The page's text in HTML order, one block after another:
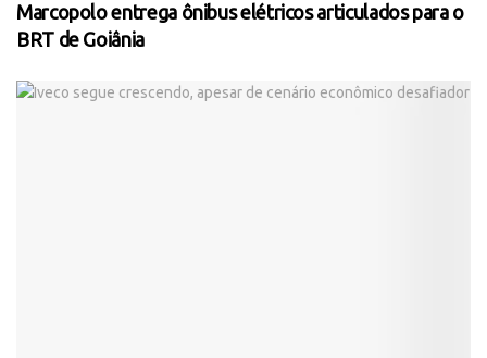
Marcopolo entrega ônibus elétricos articulados para o
BRT de Goiânia